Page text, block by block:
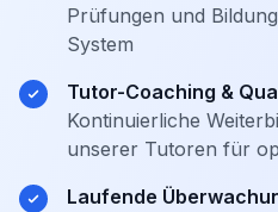
Prüfungen und
System
Tutor-Coaching &
Kontinuierliche
unserer Tutoren für
Laufende